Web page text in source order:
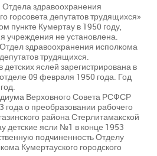
здравоохранения
горсовета депутатов трудящихся»
пункте Кумертау в 1950 году,
учреждения не установлена.
здравоохранения исполкома
трудящихся.
яслей зарегистрирована в
09 февраля 1950 года. Год
Верховного Совета РСФСР
о преобразовании рабочего
района Стерлитамакской
детские ясли №1 в конце 1953
подчиненность Отделу
Кумертауского городского